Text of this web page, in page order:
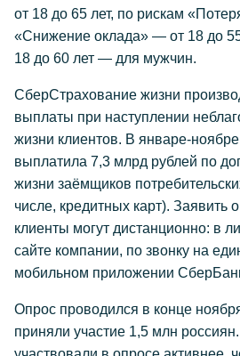
от 18 до 65 лет, по рискам
«Снижение оклада» — от 18 до
18 до 60 лет — для мужчин.
СберСтрахование жизни
выплаты при наступлении
жизни клиентов. В январе-
выплатила 7,3 млрд рублей по
жизни заёмщиков
числе, кредитных карт). Заявить
клиенты могут дистанционно: в
сайте компании, по звонку на
мобильном приложении
Опрос проводился в конце
приняли участие 1,5 млн